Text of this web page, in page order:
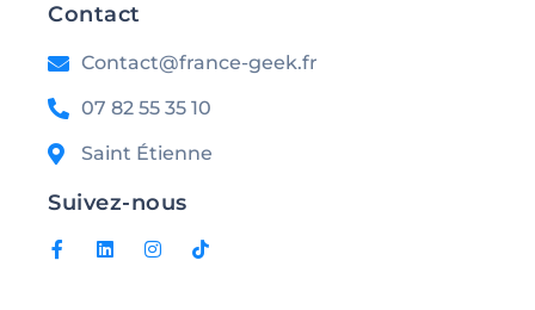
Contact
Contact@france-geek.fr
07 82 55 35 10
Saint Étienne
Suivez-nous